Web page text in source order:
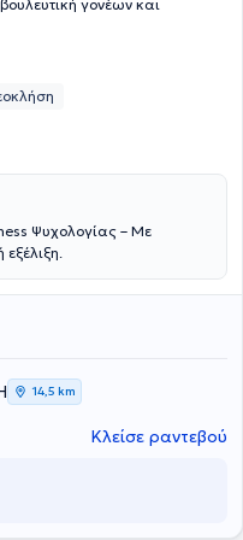
γονέων και
Ψυχολογίας – Με
14,5 km
Κλείσε ραντεβού